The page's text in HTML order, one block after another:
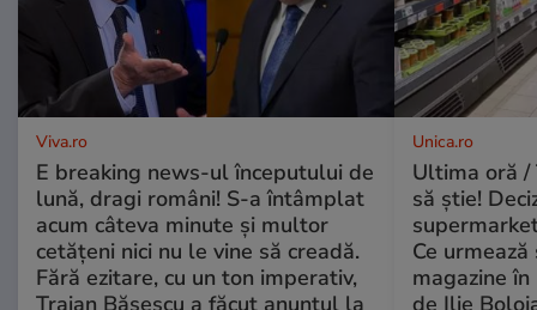
Viva.ro
E breaking news-ul începutului de
lună, dragi români! S-a întâmplat
acum câteva minute și multor
cetățeni nici nu le vine să creadă.
Fără ezitare, cu un ton imperativ,
Traian Băsescu a făcut anunțul la
Unica.ro
Ultima oră /
să știe!
Ce
magazine
de Ilie